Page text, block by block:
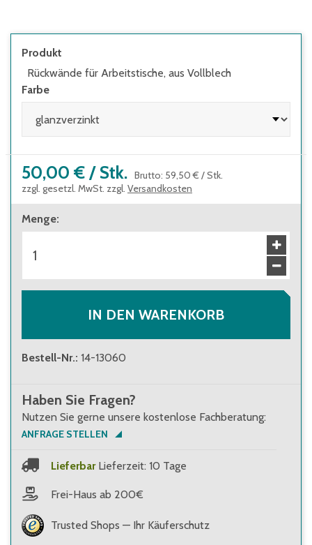
Produkt
Rückwände für Arbeitstische, aus Vollblech
Farbe
50,00 € / Stk. Brutto: 59,50 € /Stk.
zzgl. gesetzl. MwSt. zzgl. Versandkosten
Menge:
IN DEN WARENKORB
Bestell-Nr.: 14-13060
Haben Sie Fragen?
Nutzen Sie gerne unsere kostenlose Fachberatung:
ANFRAGE STELLEN
Lieferbar Lieferzeit: 10 Tage
Frei-Haus ab 200€
Trusted Shops — Ihr Käuferschutz